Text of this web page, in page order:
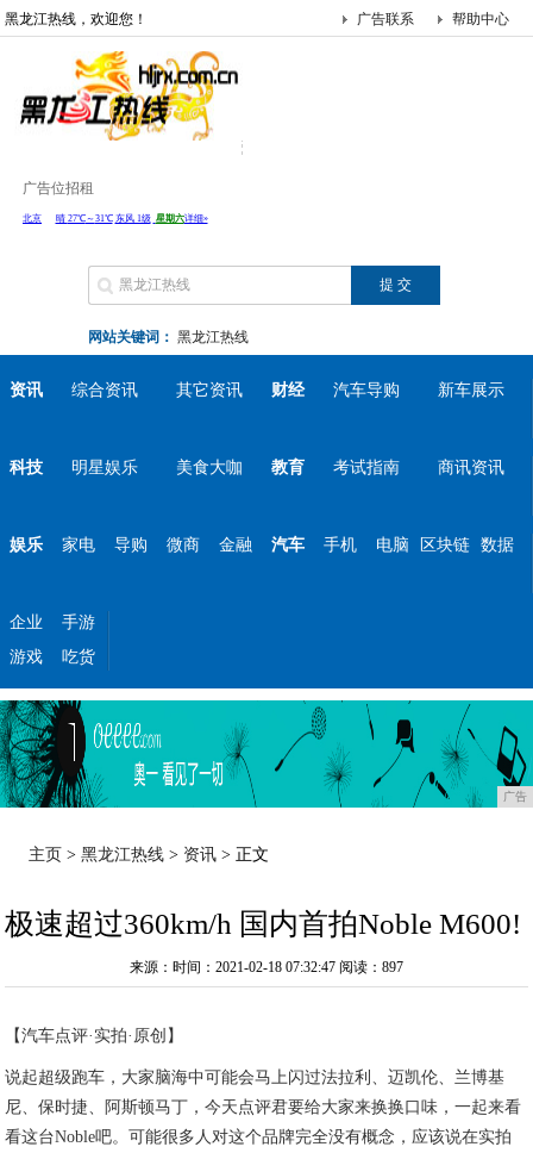
黑龙江热线，欢迎您！ 帮助中心
广告联系
广告位招租
网站关键词： 黑龙江热线
资讯 综合资讯 其它资讯 财经 汽车导购 新车展示
科技 明星娱乐 美食大咖 教育 考试指南 商讯资讯
娱乐 家电 导购 微商 金融 汽车 手机 电脑 区块链 数据
企业
手游
游戏
吃货
广告
主页 >黑龙江热线 > 资讯 > 正文
极速超过360km/h 国内首拍Noble M600!
来源：时间：2021-02-18 07:32:47 阅读：897
【汽车点评·实拍·原创】
说起超级跑车，大家脑海中可能会马上闪过法拉利、迈凯伦、兰博基
尼、保时捷、阿斯顿马丁，今天点评君要给大家来换换口味，一起来看
看这台Noble吧。可能很多人对这个品牌完全没有概念，应该说在实拍